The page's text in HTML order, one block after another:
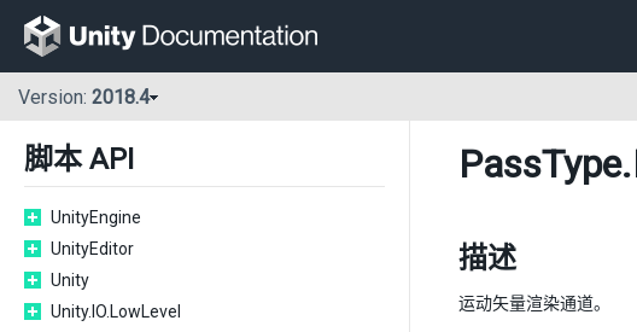
Version: 2018.4
脚本 API
UnityEngine
UnityEditor
Unity
Unity.IO.LowLevel
PassType
描述
运动矢量渲染通道。